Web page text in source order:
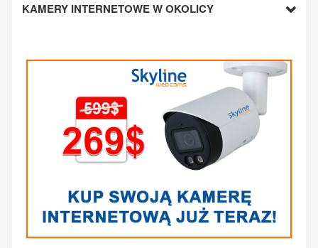
KAMERY INTERNETOWE W OKOLICY